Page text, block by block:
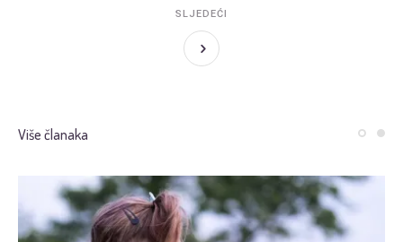
SLJEDEĆI
Više članaka